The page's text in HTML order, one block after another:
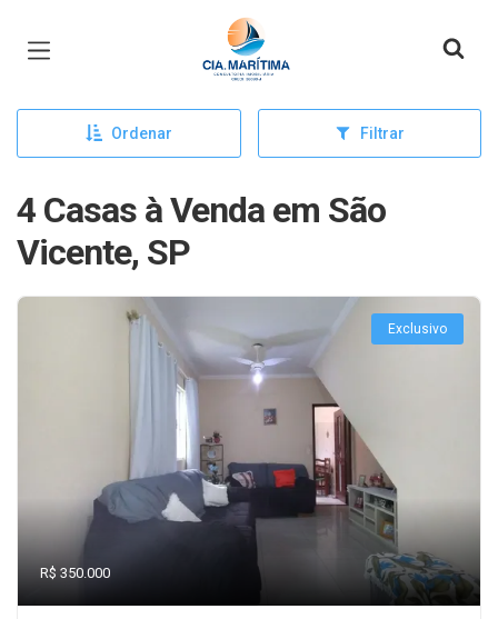
Página inicial
Ordenar Filtrar
4 Casas à Venda em São
Vicente, SP
Exclusivo
R$ 350.000